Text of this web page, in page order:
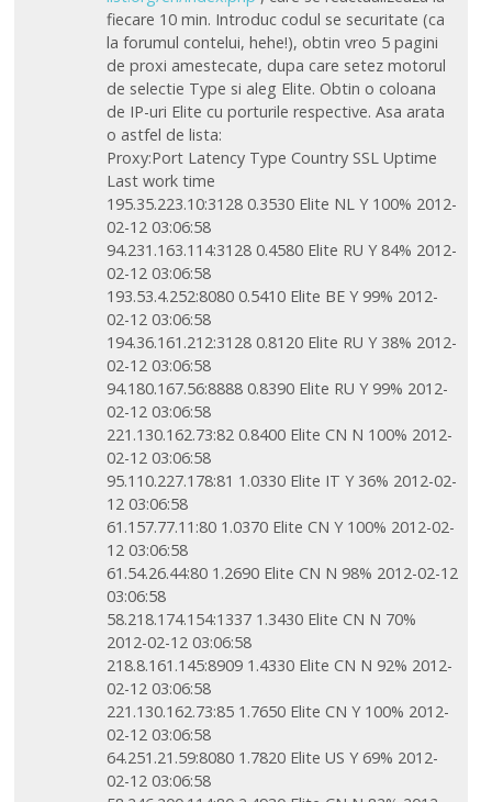
fiecare 10 min. Introduc codul se securitate (ca
la forumul contelui, hehe!), obtin vreo 5 pagini
de proxi amestecate, dupa care setez motorul
de selectie Type si aleg Elite. Obtin o coloana
de IP-uri Elite cu porturile respective. Asa arata
o astfel de lista:
Proxy:Port Latency Type Country SSL Uptime
Last work time
195.35.223.10:3128 0.3530 Elite NL Y 100% 2012-
02-12 03:06:58
94.231.163.114:3128 0.4580 Elite RU Y 84% 2012-
02-12 03:06:58
193.53.4.252:8080 0.5410 Elite BE Y 99% 2012-
02-12 03:06:58
194.36.161.212:3128 0.8120 Elite RU Y 38% 2012-
02-12 03:06:58
94.180.167.56:8888 0.8390 Elite RU Y 99% 2012-
02-12 03:06:58
221.130.162.73:82 0.8400 Elite CN N 100% 2012-
02-12 03:06:58
95.110.227.178:81 1.0330 Elite IT Y 36% 2012-02-
12 03:06:58
61.157.77.11:80 1.0370 Elite CN Y 100% 2012-02-
12 03:06:58
61.54.26.44:80 1.2690 Elite CN N 98% 2012-02-12
03:06:58
58.218.174.154:1337 1.3430 Elite CN N 70%
2012-02-12 03:06:58
218.8.161.145:8909 1.4330 Elite CN N 92% 2012-
02-12 03:06:58
221.130.162.73:85 1.7650 Elite CN Y 100% 2012-
02-12 03:06:58
64.251.21.59:8080 1.7820 Elite US Y 69% 2012-
02-12 03:06:58